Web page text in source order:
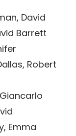
David
Barrett
Robert
Emma